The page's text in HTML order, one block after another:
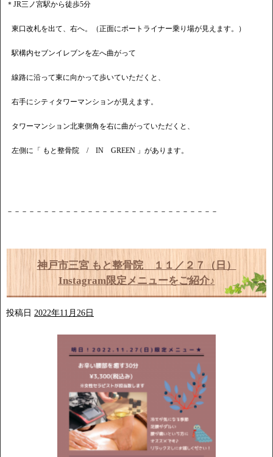
＊JR三ノ宮駅から徒歩5分
東口改札を出て、右へ。（正面にポートライナー乗り場が見えます。）
駅構内セブンイレブンを左へ曲がって
線路に沿って東に向かって歩いていただくと、
右手にシティタワーマンションが見えます。
タワーマンション北東側角を右に曲がっていただくと、
左側に「 もと整骨院 / IN GREEN 」があります。
－－－－－－－－－－－－－－－－－－－－－－－－－－－－－
神戸市三宮 もと整骨院 １１／２７（日）
Instagram限定メニューをご紹介♪
投稿日 2022年11月26日